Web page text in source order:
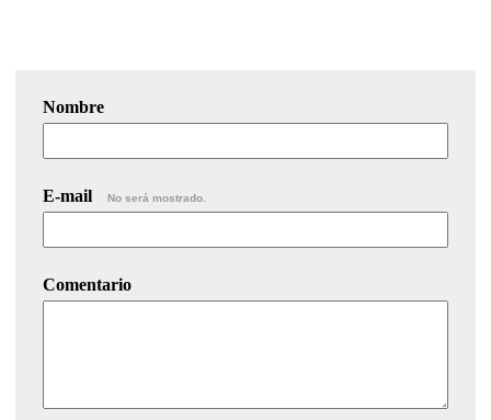
Nombre
E-mail No será mostrado.
Comentario